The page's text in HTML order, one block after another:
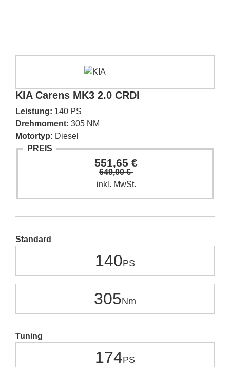
KIA Carens MK3 2.0 CRDI
Leistung: 140 PS
Drehmoment: 305 NM
Motortyp: Diesel
PREIS
551,65 €
649,00 €
inkl. MwSt.
Standard
140
305
Tuning
174